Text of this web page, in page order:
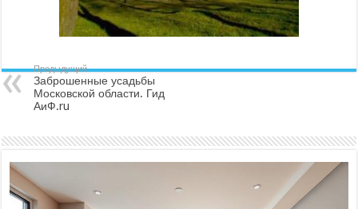
Предыдущий
Заброшенные усадьбы
Московской области. Гид
АиФ.ru